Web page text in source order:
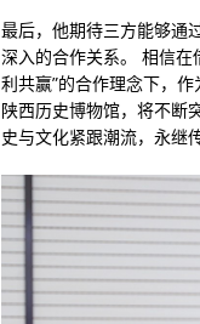
最后，他期待三方能够通
深入的合作关系。 相信在
利共赢”的合作理念下，
陕西历史博物馆，将不断
史与文化紧跟潮流，永继传